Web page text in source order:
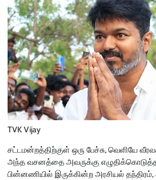
TVK Vijay
சட்டமன்றத்திற்குள் ஒரு பேச்சு, வெளியே
அந்த வசனத்தை அவருக்கு
பின்னணியில் இருக்கின்ற அரசியல்